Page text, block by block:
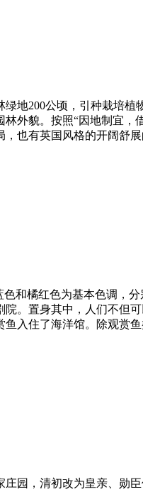
地200公顷，引种栽培
外貌。按照“因地制宜
也有英国风格的开阔舒
和橘红色为基本色调，
。置身其中，人们不但
入住了海洋馆。除观赏
园，清初改为皇亲、勋